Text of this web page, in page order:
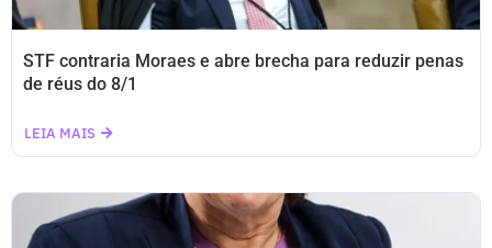
STF contraria Moraes e abre brecha para reduzir penas
de réus do 8/1
LEIA MAIS